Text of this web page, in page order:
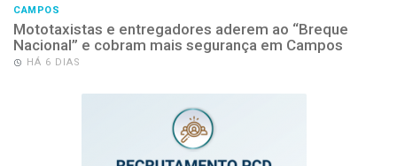
CAMPOS
Mototaxistas e entregadores aderem ao “Breque
Nacional” e cobram mais segurança em Campos
HÁ 6 DIAS